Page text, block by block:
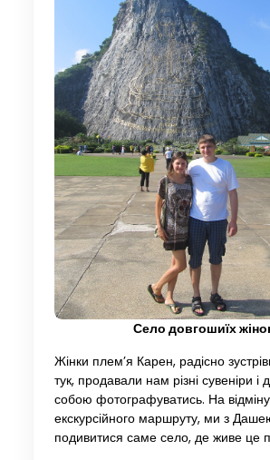
Село довгошиїх
Жінки плем’я Карен, радісно
тук, продавали нам різні сувеніри і
собою фотографуватись. На відміну
екскурсійного маршруту, ми з
подивитися саме село, де живе це